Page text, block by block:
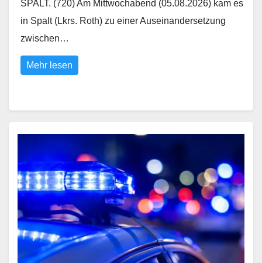
SPALT. (720) Am Mittwochabend (05.08.2026) kam es
in Spalt (Lkrs. Roth) zu einer Auseinandersetzung
zwischen…
Mehr lesen